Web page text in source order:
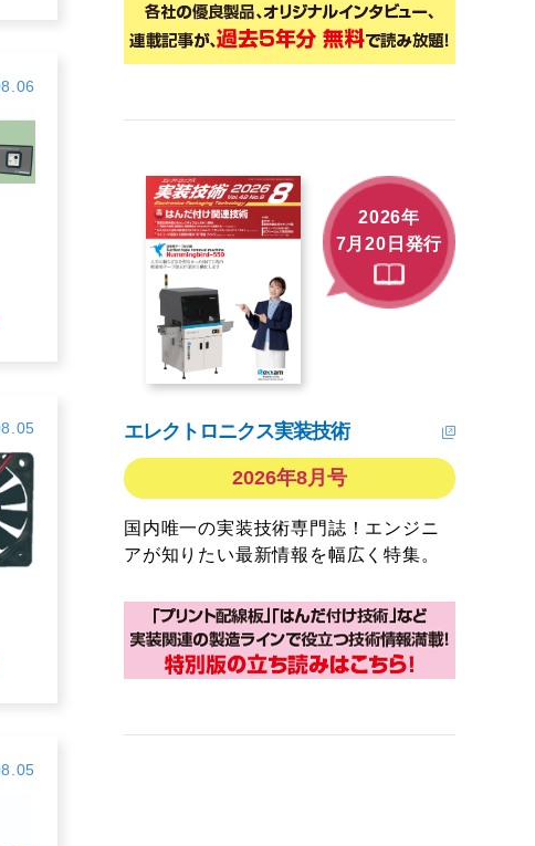
2026年
7月20日発行
エレクトロニクス実装技術
2026年8月号
国内唯一の実装技術専門誌！エンジニ
アが知りたい最新情報を幅広く特集。